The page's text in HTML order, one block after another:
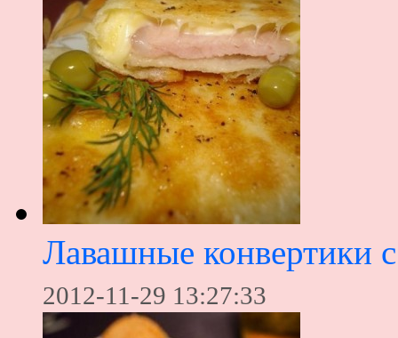
Лавашные конвертики
2012-11-29 13:27:33